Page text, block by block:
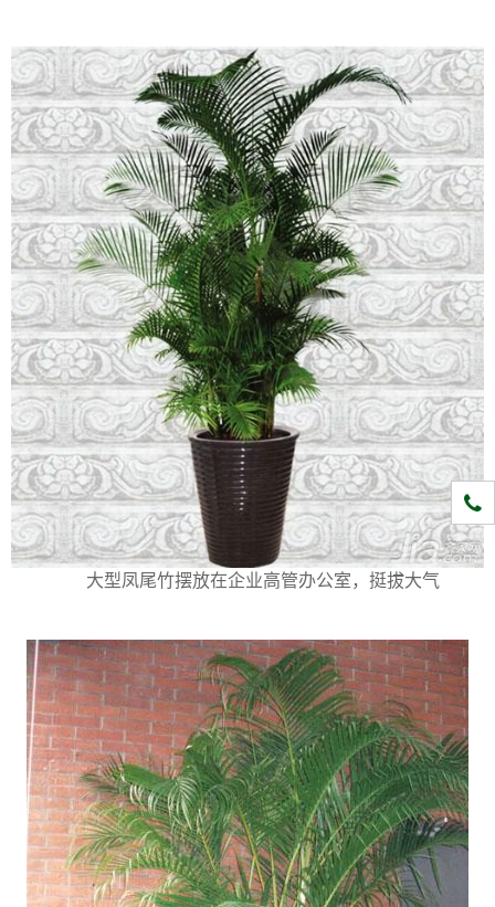
大型凤尾竹摆放在企业高管办公室，挺拔大气